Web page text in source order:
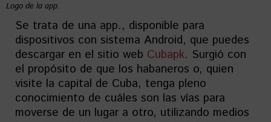
Logo de la app.
Se trata de una app., disponible para
dispositivos con sistema Android, que puedes
descargar en el sitio web Cubapk. Surgió con
el propósito de que los habaneros o, quien
visite la capital de Cuba, tenga pleno
conocimiento de cuáles son las vías para
moverse de un lugar a otro, utilizando medios